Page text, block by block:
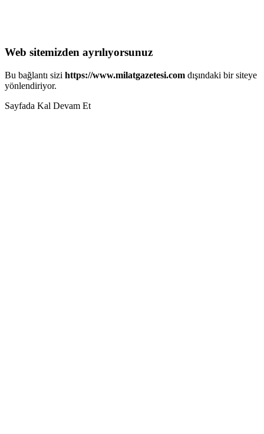
Web sitemizden ayrılıyorsunuz
Bu bağlantı sizi https://www.milatgazetesi.com dışındaki bir siteye
yönlendiriyor.
Sayfada Kal Devam Et